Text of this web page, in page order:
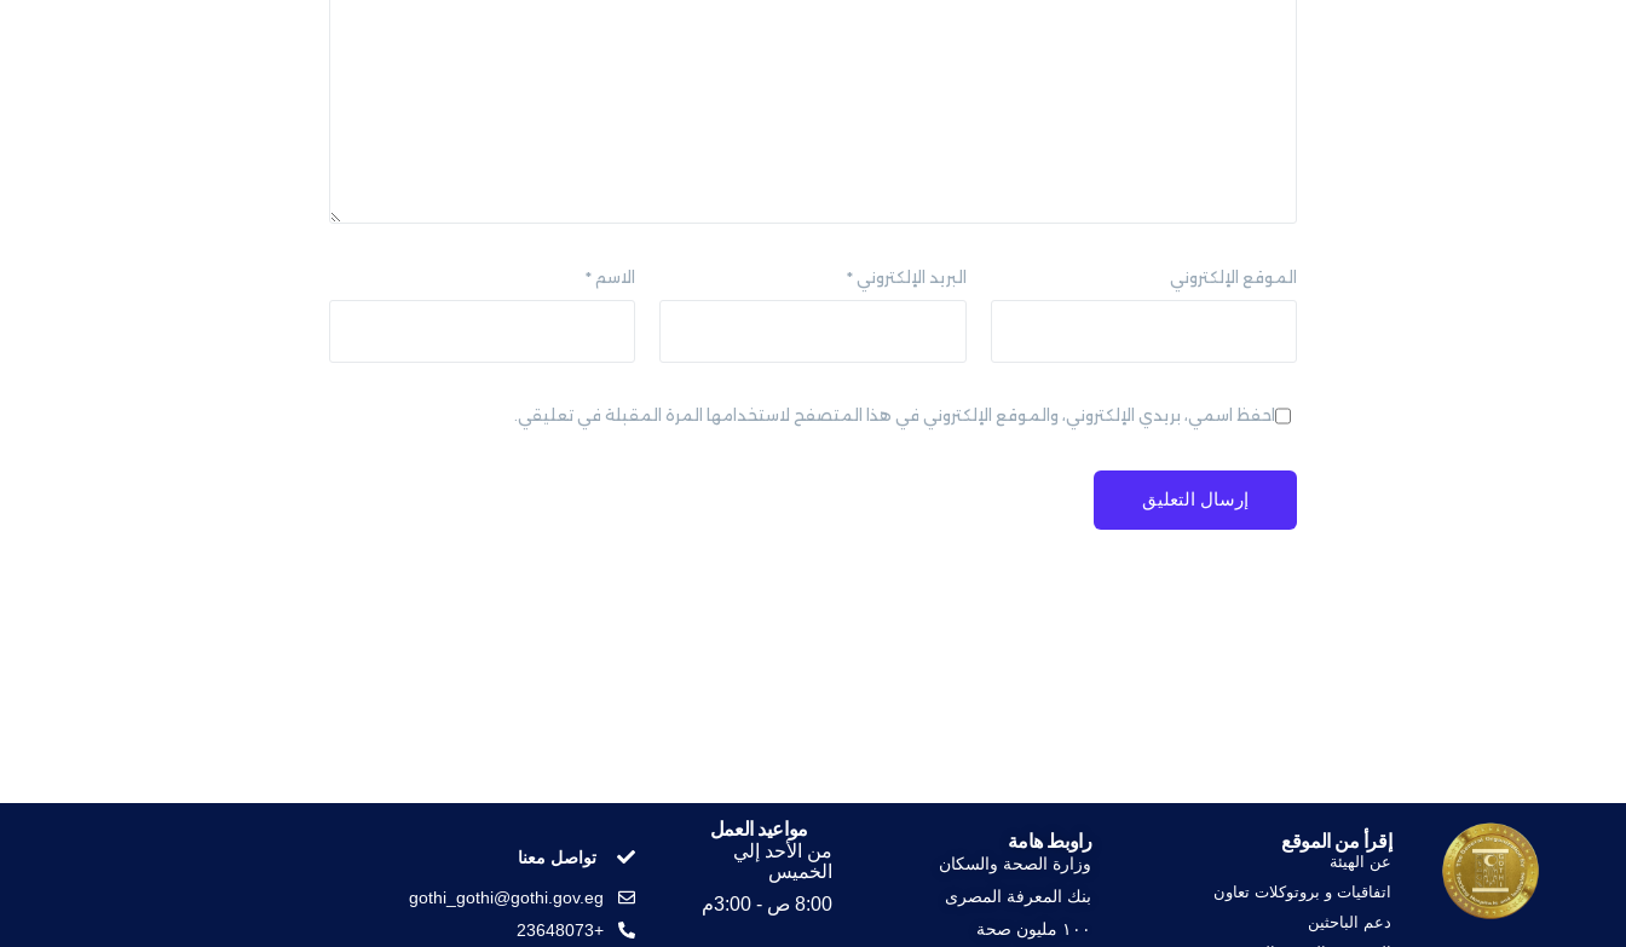
الاسم * البريد الإلكتروني* الموقع الإلكتروني
احفظ اسمي، بريدي الإلكتروني، والموقع الإلكتروني في هذا المتصفح لاستخدامها المرة المقبلة في تعليقي.
إقرأ من الموقع
عن الهيئة
اتفاقيات و بروتوكلات تعاون
دعم الباحثين
راوبط هامة
وزارة الصحة والسكان
بنك المعرفة المصرى
١٠٠ مليون صحة
مواعيد العمل
من الأحد إلي
الخميس
8:00 ص - 3:00م
تواصل معنا
gothi_gothi@gothi.gov.eg
+23648073